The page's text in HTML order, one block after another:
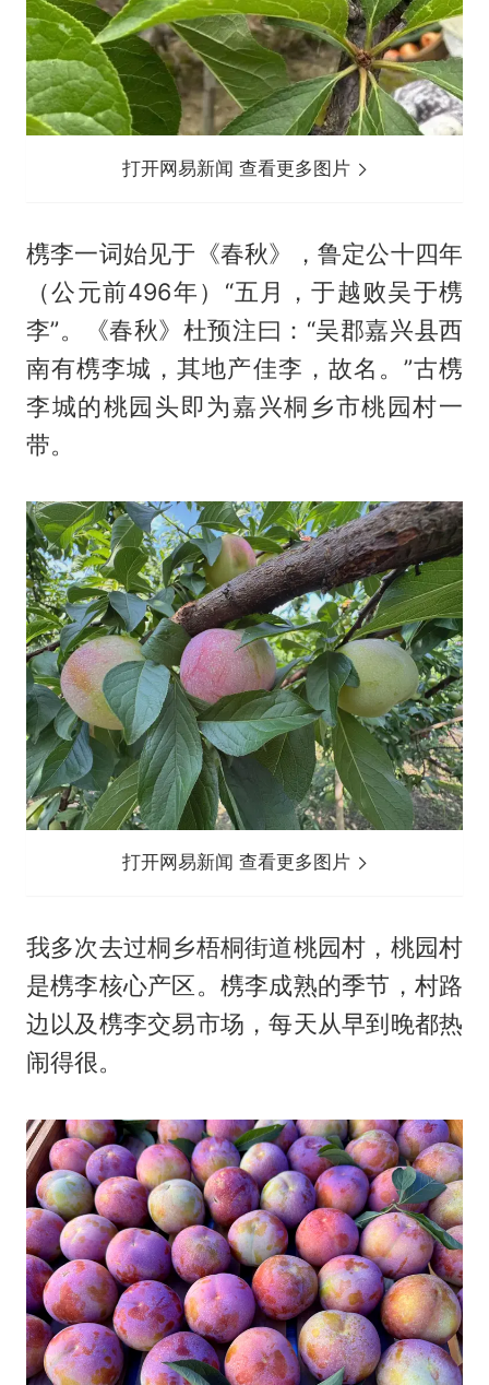
打开网易新闻 查看更多图片
槜李一词始见于《春秋》，鲁定公十四年
（公元前496年）“五月，于越败吴于槜
李”。《春秋》杜预注曰：“吴郡嘉兴县西
南有槜李城，其地产佳李，故名。”古槜
李城的桃园头即为嘉兴桐乡市桃园村一
带。
打开网易新闻 查看更多图片
我多次去过桐乡梧桐街道桃园村，桃园村
是槜李核心产区。槜李成熟的季节，村路
边以及槜李交易市场，每天从早到晚都热
闹得很。